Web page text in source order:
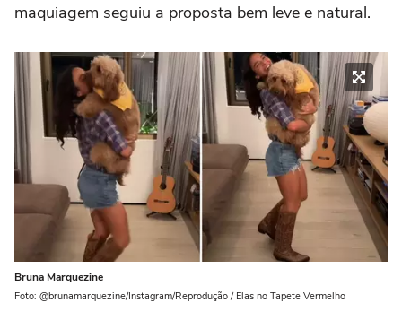
maquiagem seguiu a proposta bem leve e natural.
Bruna Marquezine
Foto: @brunamarquezine/Instagram/Reprodução / Elas no Tapete Vermelho